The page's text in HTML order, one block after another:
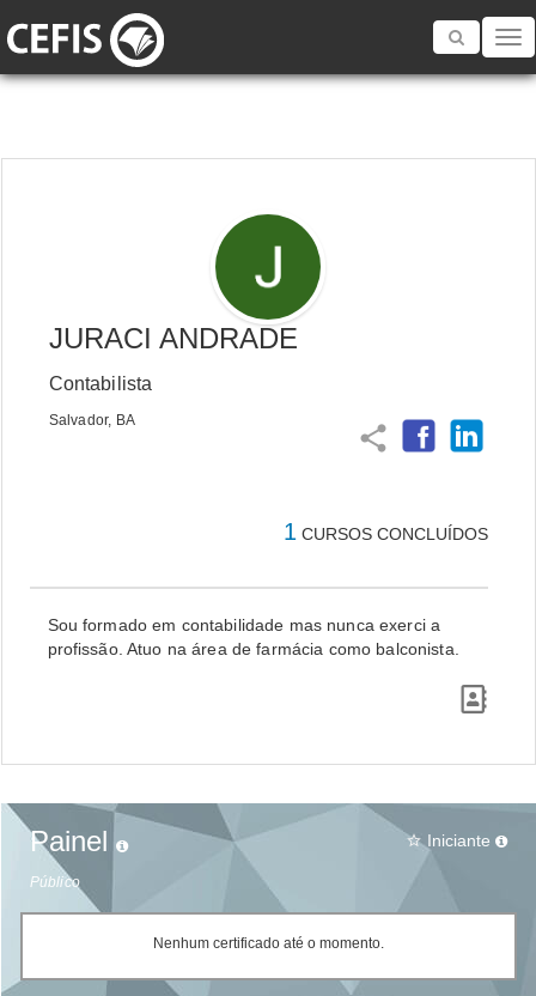
Toggle
JURACI ANDRADE
Contabilista
Salvador, BA
share
1 CURSOS CONCLUÍDOS
Sou formado em contabilidade mas nunca exerci a
profissão. Atuo na área de farmácia como balconista.
Painel
Público
star_border Iniciante
Nenhum certificado até o momento.